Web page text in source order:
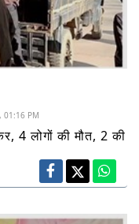
01:16 PM
4 लोगों की मौत, 2 की